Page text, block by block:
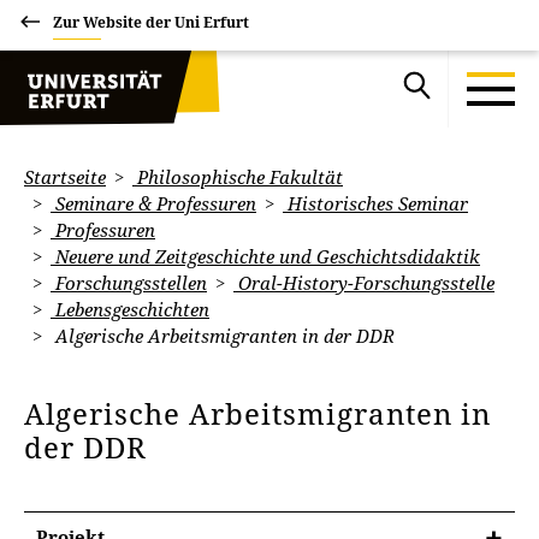
Zur Website der Uni Erfurt
Startseite
Philosophische Fakultät
Seminare & Professuren
Historisches Seminar
Professuren
Neuere und Zeitgeschichte und Geschichtsdidaktik
Forschungsstellen
Oral-History-Forschungsstelle
Lebensgeschichten
Algerische Arbeitsmigranten in der DDR
Algerische Arbeitsmigranten in
der DDR